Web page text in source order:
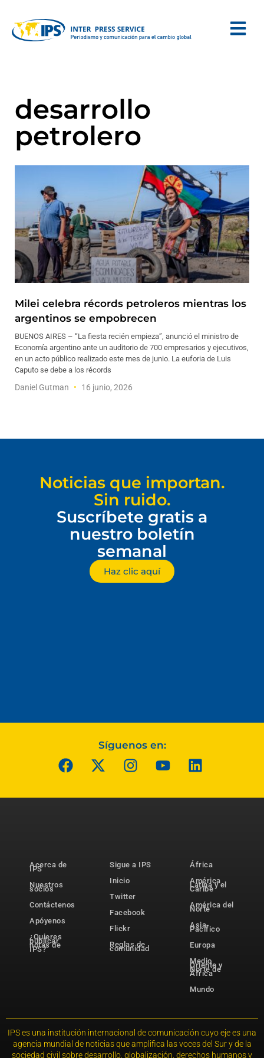
desarrollo
petrolero
Milei celebra récords petroleros mientras los
argentinos se empobrecen
BUENOS AIRES – “La fiesta recién empieza”, anunció el ministro de
Economía argentino ante un auditorio de 700 empresarios y ejecutivos,
en un acto público realizado este mes de junio. La euforia de Luis
Caputo se debe a los récords
Daniel Gutman 16 junio, 2026
Noticias que importan.
Sin ruido.
Suscríbete gratis a
nuestro boletín
semanal
Haz clic aquí
Síguenos en:
Acerca de
IPS
Nuestros
socios
Contáctenos
Apóyenos
¿Quieres
publicar
notas de
IPS?
Sigue a IPS
Inicio
Twitter
Facebook
Flickr
Reglas de
comunidad
África
América
Latina y el
Caribe
América del
Norte
Asia-
Pacífico
Europa
Medio
Oriente y
Norte de
África
Mundo
IPS es una institución internacional de comunicación cuyo eje es una
agencia mundial de noticias que amplifica las voces del Sur y de la
sociedad civil sobre desarrollo, globalización, derechos humanos y